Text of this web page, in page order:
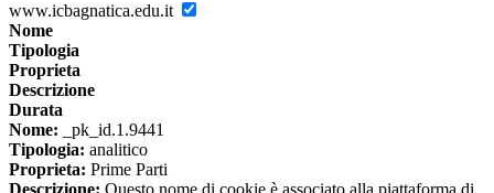
www.icbagnatica.edu.it
Nome
Tipologia
Proprieta
Descrizione
Durata
Nome: _pk_id.1.9441
Tipologia: analitico
Proprieta: Prime Parti